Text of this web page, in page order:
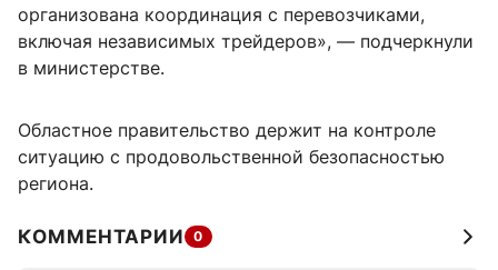
организована координация с перевозчиками,
включая независимых трейдеров», — подчеркнули
в министерстве.
Областное правительство держит на контроле
ситуацию с продовольственной безопасностью
региона.
КОММЕНТАРИИ 0